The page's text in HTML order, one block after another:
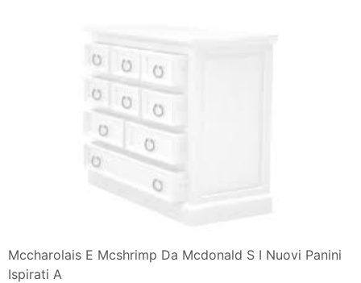
Mccharolais E Mcshrimp Da Mcdonald S I Nuovi Panini
Ispirati A